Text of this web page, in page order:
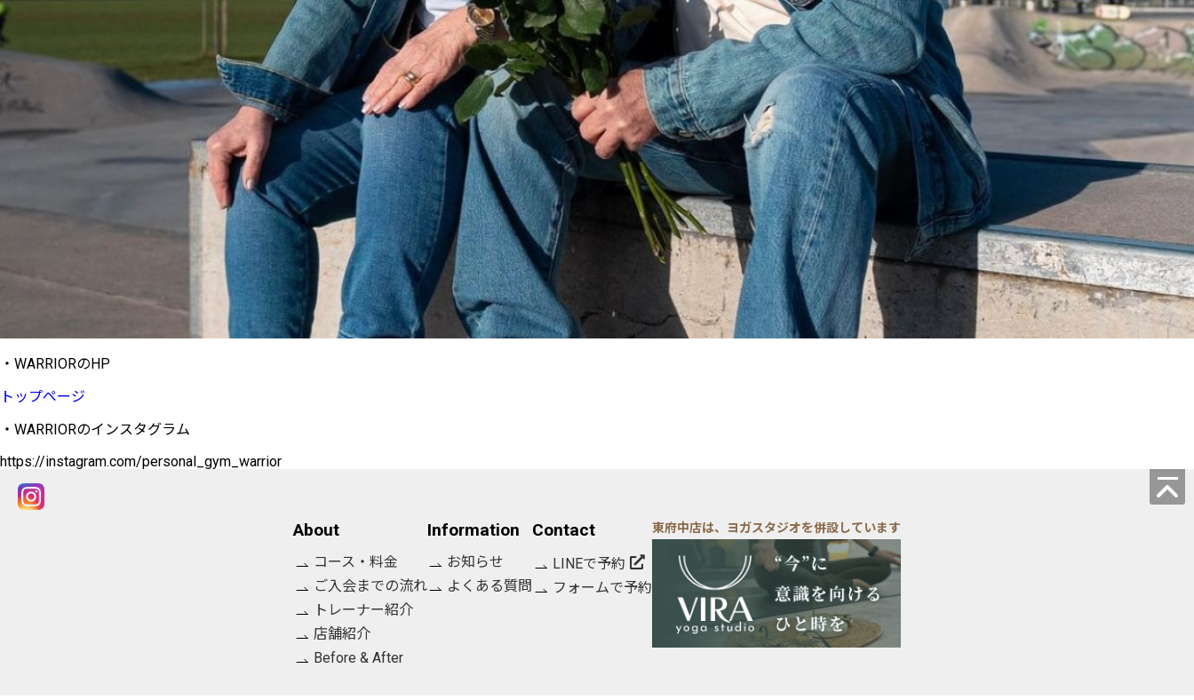
・WARRIORのHP
トップページ
・WARRIORのインスタグラム
https://instagram.com/personal_gym_warrior
About
コース・料金
ご入会までの流れ
トレーナー紹介
店舗紹介
Before & After
Information
お知らせ
よくある質問
Contact
LINEで予約
フォームで予約
東府中店は、ヨガスタジオを併設しています